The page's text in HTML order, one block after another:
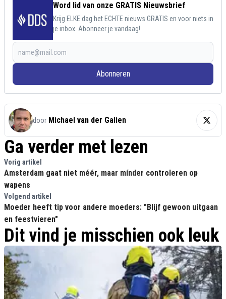
Word lid van onze GRATIS Nieuwsbrief
Krijg ELKE dag het ECHTE nieuws GRATIS en voor niets in
je inbox. Abonneer je vandaag!
Abonneren
door Michael van der Galien
Ga verder met lezen
Vorig artikel
Amsterdam gaat niet méér, maar mínder controleren op
wapens
Volgend artikel
Moeder heeft tip voor andere moeders: "Blijf gewoon uitgaan
en feestvieren"
Dit vind je misschien ook leuk